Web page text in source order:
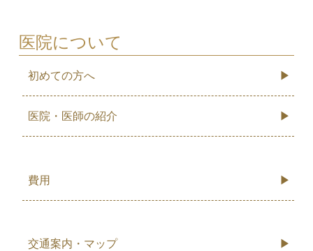
医院について
初めての方へ
医院・医師の紹介
費用
交通案内・マップ